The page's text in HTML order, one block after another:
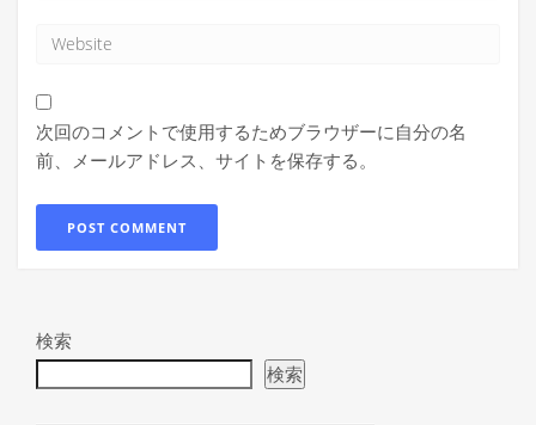
次回のコメントで使用するためブラウザーに自分の名
前、メールアドレス、サイトを保存する。
検索
検索